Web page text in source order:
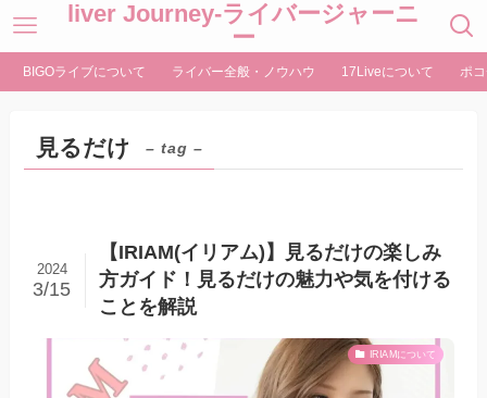
liver Journey-ライバージャーニ
ー
BIGOライブについて ライバー全般・ノウハウ 17Liveについて ポ
見るだけ – tag –
【IRIAM(イリアム)】見るだけの楽しみ
方ガイド！見るだけの魅力や気を付ける
ことを解説
2024
3/15
IRIAMについて